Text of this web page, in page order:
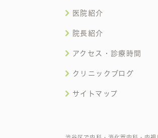
医院紹介
院長紹介
アクセス・診療時間
クリニックブログ
サイトマップ